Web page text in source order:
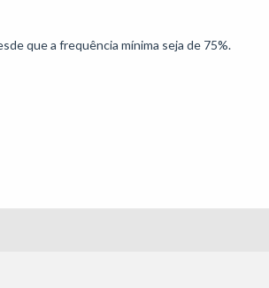
que a frequência mínima seja de 75%.